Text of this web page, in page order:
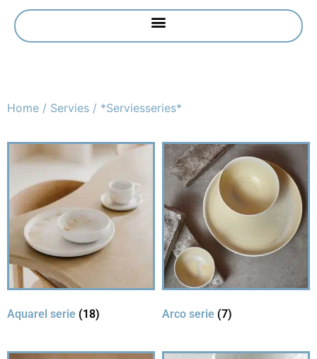
Home / Servies / *Serviesseries*
Aquarel serie (18) Arco serie (7)